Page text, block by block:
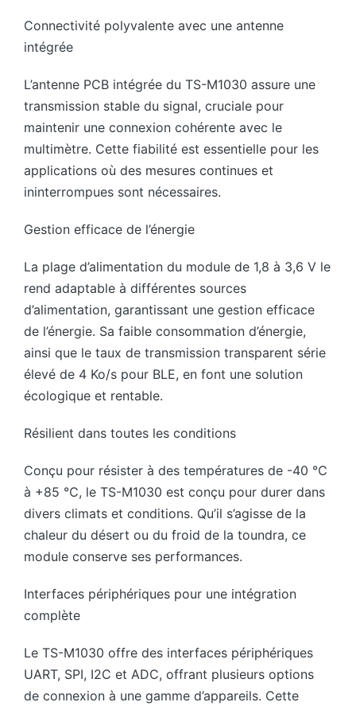
Connectivité polyvalente avec une antenne
intégrée
L’antenne PCB intégrée du TS-M1030 assure une
transmission stable du signal, cruciale pour
maintenir une connexion cohérente avec le
multimètre. Cette fiabilité est essentielle pour les
applications où des mesures continues et
ininterrompues sont nécessaires.
Gestion efficace de l’énergie
La plage d’alimentation du module de 1,8 à 3,6 V le
rend adaptable à différentes sources
d’alimentation, garantissant une gestion efficace
de l’énergie. Sa faible consommation d’énergie,
ainsi que le taux de transmission transparent série
élevé de 4 Ko/s pour BLE, en font une solution
écologique et rentable.
Résilient dans toutes les conditions
Conçu pour résister à des températures de -40 ℃
à +85 ℃, le TS-M1030 est conçu pour durer dans
divers climats et conditions. Qu’il s’agisse de la
chaleur du désert ou du froid de la toundra, ce
module conserve ses performances.
Interfaces périphériques pour une intégration
complète
Le TS-M1030 offre des interfaces périphériques
UART, SPI, I2C et ADC, offrant plusieurs options
de connexion à une gamme d’appareils. Cette